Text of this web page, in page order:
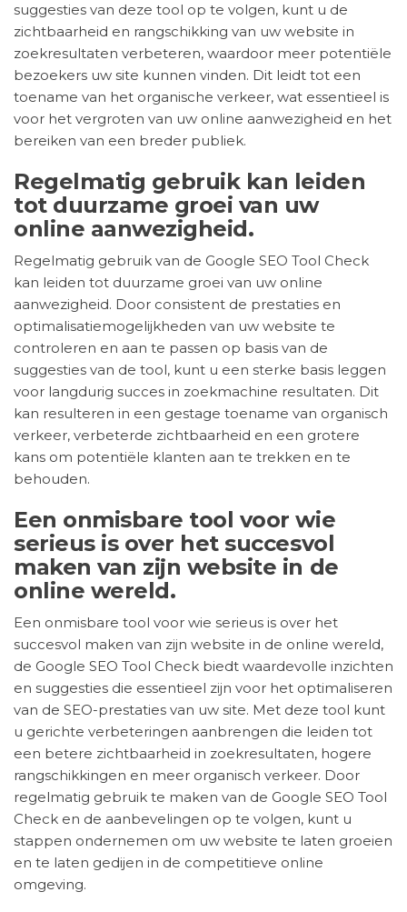
suggesties van deze tool op te volgen, kunt u de
zichtbaarheid en rangschikking van uw website in
zoekresultaten verbeteren, waardoor meer potentiële
bezoekers uw site kunnen vinden. Dit leidt tot een
toename van het organische verkeer, wat essentieel is
voor het vergroten van uw online aanwezigheid en het
bereiken van een breder publiek.
Regelmatig gebruik kan leiden
tot duurzame groei van uw
online aanwezigheid.
Regelmatig gebruik van de Google SEO Tool Check
kan leiden tot duurzame groei van uw online
aanwezigheid. Door consistent de prestaties en
optimalisatiemogelijkheden van uw website te
controleren en aan te passen op basis van de
suggesties van de tool, kunt u een sterke basis leggen
voor langdurig succes in zoekmachine resultaten. Dit
kan resulteren in een gestage toename van organisch
verkeer, verbeterde zichtbaarheid en een grotere
kans om potentiële klanten aan te trekken en te
behouden.
Een onmisbare tool voor wie
serieus is over het succesvol
maken van zijn website in de
online wereld.
Een onmisbare tool voor wie serieus is over het
succesvol maken van zijn website in de online wereld,
de Google SEO Tool Check biedt waardevolle inzichten
en suggesties die essentieel zijn voor het optimaliseren
van de SEO-prestaties van uw site. Met deze tool kunt
u gerichte verbeteringen aanbrengen die leiden tot
een betere zichtbaarheid in zoekresultaten, hogere
rangschikkingen en meer organisch verkeer. Door
regelmatig gebruik te maken van de Google SEO Tool
Check en de aanbevelingen op te volgen, kunt u
stappen ondernemen om uw website te laten groeien
en te laten gedijen in de competitieve online
omgeving.